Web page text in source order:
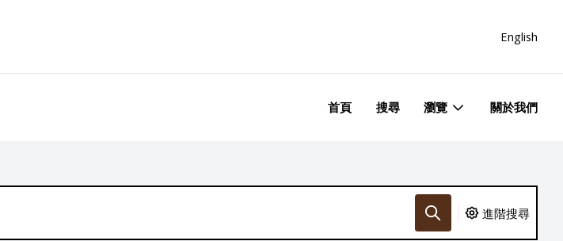
English
首頁 搜尋 瀏覽 關於我們
進階搜尋